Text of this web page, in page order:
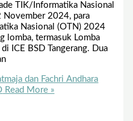
TIK/Informatika Nasional
November 2024, para
Nasional (OTN) 2024
lomba, termasuk Lomba
ICE BSD Tangerang. Dua
dan Fachri Andhara
Read More »